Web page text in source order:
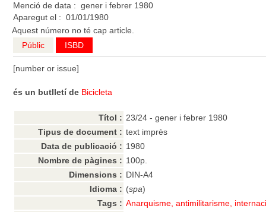
Menció de data : gener i febrer 1980
Aparegut el : 01/01/1980
Aquest número no té cap article.
Públic
ISBD
[number or issue]
és un butlletí de Bicicleta
Títol : 23/24 - gener i febrer 1980
Tipus de document : text imprès
Data de publicació : 1980
Nombre de pàgines : 100p.
Dimensions : DIN-A4
Idioma : (spa)
Tags : Anarquisme, antimilitarisme,